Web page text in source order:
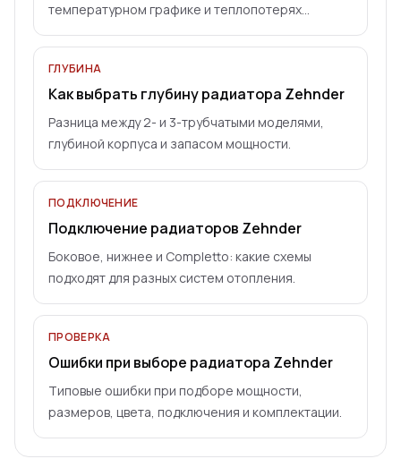
температурном графике и теплопотерях
помещения.
ГЛУБИНА
Как выбрать глубину радиатора Zehnder
Разница между 2- и 3-трубчатыми моделями,
глубиной корпуса и запасом мощности.
ПОДКЛЮЧЕНИЕ
Подключение радиаторов Zehnder
Боковое, нижнее и Completto: какие схемы
подходят для разных систем отопления.
ПРОВЕРКА
Ошибки при выборе радиатора Zehnder
Типовые ошибки при подборе мощности,
размеров, цвета, подключения и комплектации.